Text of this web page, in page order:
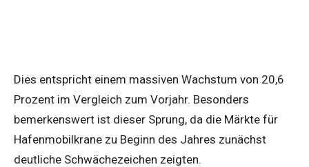
Dies entspricht einem massiven Wachstum von 20,6
Prozent im Vergleich zum Vorjahr. Besonders
bemerkenswert ist dieser Sprung, da die Märkte für
Hafenmobilkrane zu Beginn des Jahres zunächst
deutliche Schwächezeichen zeigten.